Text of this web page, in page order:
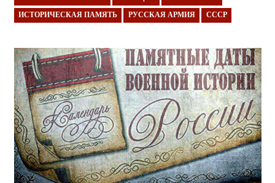
ИСТОРИЧЕСКАЯ ПАМЯТЬ РУССКАЯ АРМИЯ СССР